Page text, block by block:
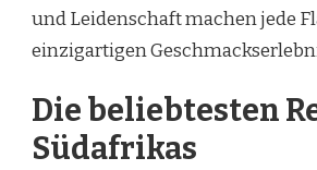
und Leidenschaft machen jede
einzigartigen
Die beliebtesten
Südafrikas